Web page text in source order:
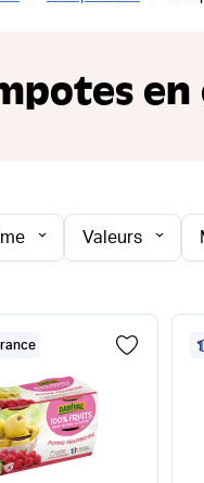
Valeurs